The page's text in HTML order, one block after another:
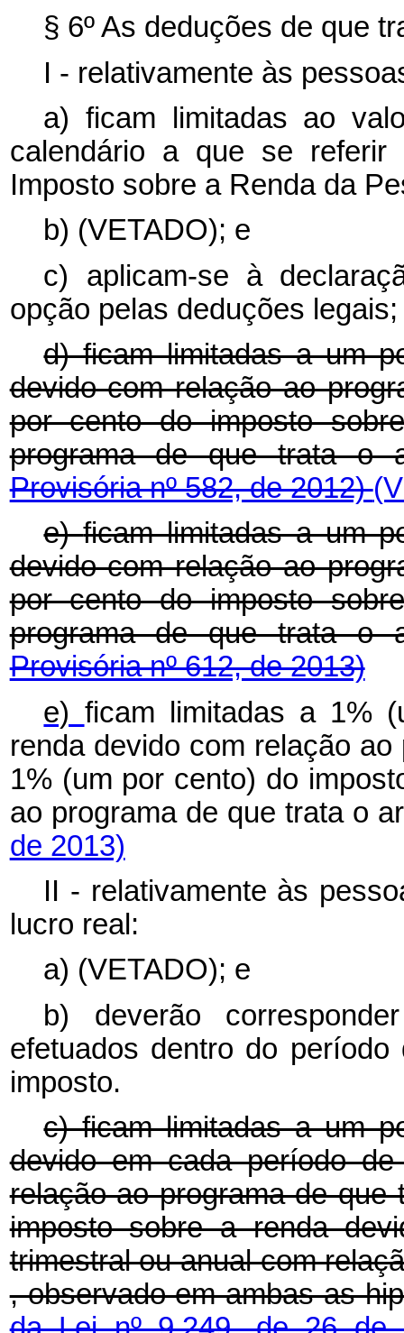
§ 6º As deduções de que
I - relativamente às
a) ficam limitadas ao
calendário a que se
Imposto sobre a Renda da
b) (VETADO); e
c) aplicam-se à
opção pelas deduções legais;
d) ficam limitadas a um
devido com relação ao
por cento do imposto
programa de que trata
Provisória nº 582, de 2012)
e)ficam limitadas a um
devido com relação ao
por cento do imposto
programa de que trata o
Provisória nº 612, de 2013)
e) ficam limitadas a 1%
renda devido com relação
1% (um por cento) do
ao programa de que trata o
de 2013)
II - relativamente às
lucro real:
a) (VETADO); e
b) deverão
efetuados dentro do
imposto.
c) ficam limitadas a um
devido em cada período
relação ao programa de que
imposto sobre a renda
trimestral ou anual com
, observado em ambas as